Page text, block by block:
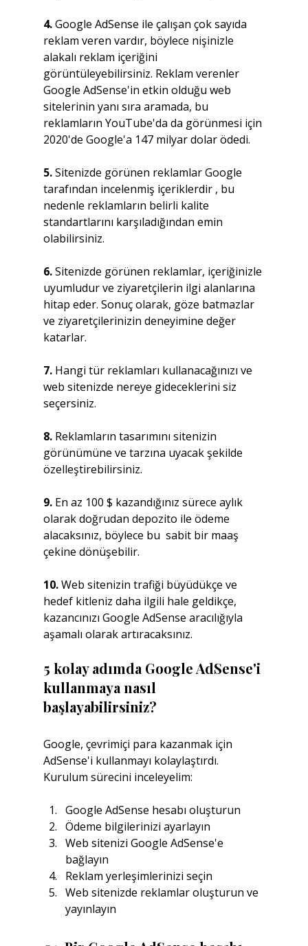
4. Google AdSense ile çalışan çok sayıda
reklam veren vardır, böylece nişinizle
alakalı reklam içeriğini
görüntüleyebilirsiniz. Reklam verenler
Google AdSense'in etkin olduğu web
sitelerinin yanı sıra aramada, bu
reklamların YouTube'da da görünmesi için
2020'de Google'a 147 milyar dolar ödedi.
5. Sitenizde görünen reklamlar Google
tarafından incelenmiş içeriklerdir , bu
nedenle reklamların belirli kalite
standartlarını karşıladığından emin
olabilirsiniz.
6. Sitenizde görünen reklamlar, içeriğinizle
uyumludur ve ziyaretçilerin ilgi alanlarına
hitap eder. Sonuç olarak, göze batmazlar
ve ziyaretçilerinizin deneyimine değer
katarlar.
7. Hangi tür reklamları kullanacağınızı ve
web sitenizde nereye gideceklerini siz
seçersiniz.
8. Reklamların tasarımını sitenizin
görünümüne ve tarzına uyacak şekilde
özelleştirebilirsiniz.
9. En az 100 $ kazandığınız sürece aylık
olarak doğrudan depozito ile ödeme
alacaksınız, böylece bu  sabit bir maaş
çekine dönüşebilir.
10. Web sitenizin trafiği büyüdükçe ve
hedef kitleniz daha ilgili hale geldikçe,
kazancınızı Google AdSense aracılığıyla
aşamalı olarak artıracaksınız.
5 kolay adımda Google AdSense'i
kullanmaya nasıl
başlayabilirsiniz?
Google, çevrimiçi para kazanmak için
AdSense'i kullanmayı kolaylaştırdı.
Kurulum sürecini inceleyelim:
Google AdSense hesabı oluşturun
Ödeme bilgilerinizi ayarlayın
Web sitenizi Google AdSense'e
bağlayın
Reklam yerleşimlerinizi seçin
Web sitenizde reklamlar oluşturun ve
yayınlayın